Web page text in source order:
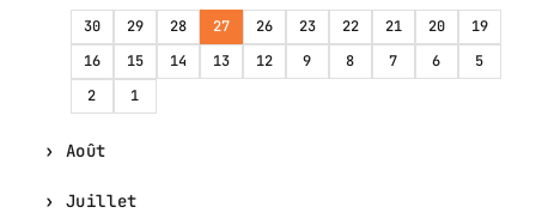
30 29 28 27 26 23 22 21 20
19
16
15 14 13 12 9 8 7 6
5
2
1
Août
Juillet